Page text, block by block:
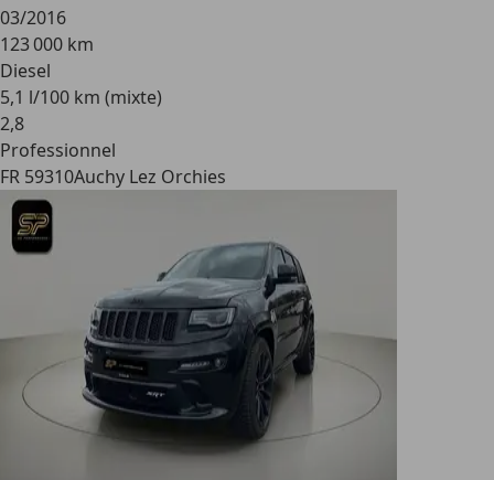
03/2016
123 000 km
Diesel
5,1 l/100 km (mixte)
2,8
Professionnel
FR 59310Auchy Lez Orchies